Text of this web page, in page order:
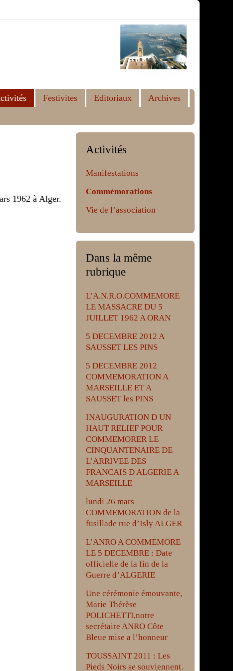
Festivites Editoriaux
Archives
1962 à Alger.
Activités
Manifestations
Commémorations
Vie de l’association
Dans la même
rubrique
L’A.N.R.O.COMMEMORE
LE MASSACRE DU 5
JUILLET 1962 A ORAN
5 DECEMBRE 2012 A
SAUSSET LES PINS
5 DECEMBRE 2012
COMMEMORATION A
MARSEILLE ET A
SAUSSET les PINS
INAUGURATION D UN
HAUT RELIEF POUR
COMMEMORER LE
CINQUANTENAIRE DE
L’ARRIVEE DES
FRANCAIS D ALGERIE A
MARSEILLE
lundi 26 mars
COMMEMORATION de la
fusillade rue d’Isly ALGER
L’ANRO A COMMEMORE
LE 5 DECEMBRE : Date
officielle de la fin de la
Guerre d’ALGERIE
Une cérémonie émouvante,
Marie Thérèse
POLICHETTI,notre
secrétaire ANRO Côte
Bleue mise a l’honneur
TOUSSAINT 2011 : Les
Pieds Noirs se souviennent.